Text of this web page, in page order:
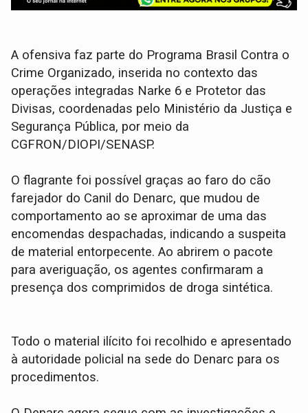
​A ofensiva faz parte do Programa Brasil Contra o
Crime Organizado, inserida no contexto das
operações integradas Narke 6 e Protetor das
Divisas, coordenadas pelo Ministério da Justiça e
Segurança Pública, por meio da
CGFRON/DIOPI/SENASP.
​O flagrante foi possível graças ao faro do cão
farejador do Canil do Denarc, que mudou de
comportamento ao se aproximar de uma das
encomendas despachadas, indicando a suspeita
de material entorpecente. Ao abrirem o pacote
para averiguação, os agentes confirmaram a
presença dos comprimidos de droga sintética.
​Todo o material ilícito foi recolhido e apresentado
à autoridade policial na sede do Denarc para os
procedimentos.